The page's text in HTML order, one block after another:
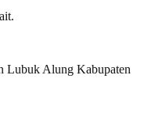
Lubuk Alung Kabupaten